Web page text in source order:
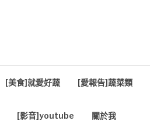
[美食]就愛好蔬 [愛報告]蔬菜類
[影音]youtube 關於我